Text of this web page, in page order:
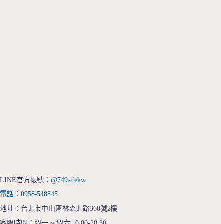
LINE官方帳號： @749xdekw
電話：0958-548845
地址：台北市中山區林森北路360號2樓